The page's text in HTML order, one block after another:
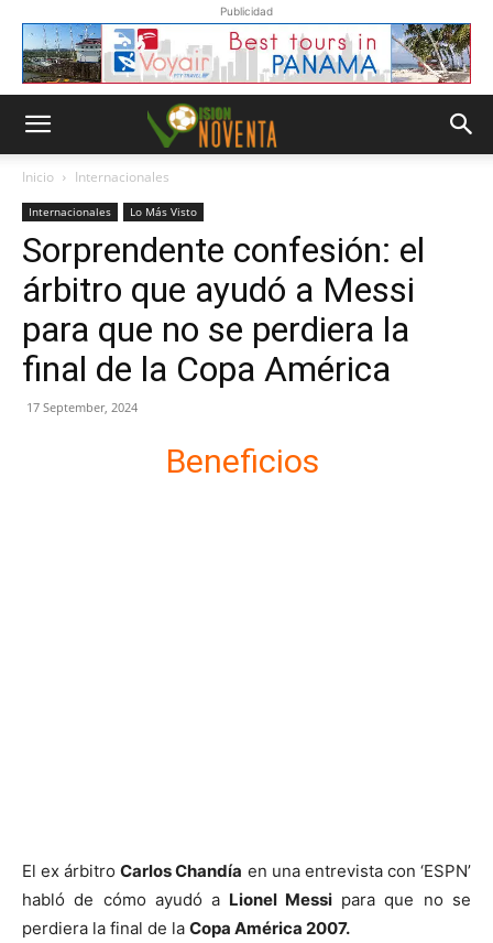
Publicidad
Inicio Internacionales
Internacionales Lo Más Visto
Sorprendente confesión: el
árbitro que ayudó a Messi
para que no se perdiera la
final de la Copa América
17 September, 2024
Beneficios
El ex árbitroCarlos Chandía en una entrevista con ‘ESPN’
habló de cómo ayudó a Lionel Messipara que no se
perdiera la final de la Copa América 2007.